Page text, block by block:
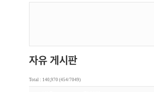
Total : 140,970 (454/7049)